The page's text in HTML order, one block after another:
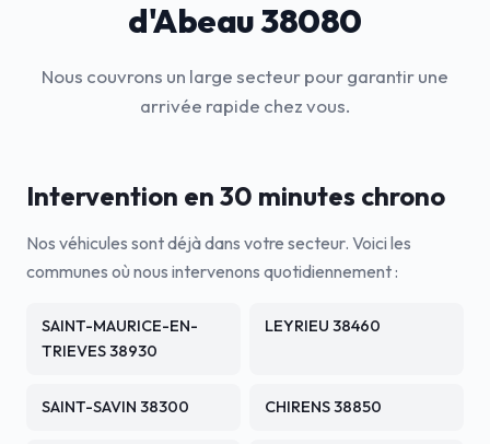
d'Abeau 38080
Nous couvrons un large secteur pour garantir une
arrivée rapide chez vous.
Intervention en 30 minutes chrono
Nos véhicules sont déjà dans votre secteur. Voici les
communes où nous intervenons quotidiennement :
SAINT-MAURICE-EN-
TRIEVES 38930
LEYRIEU 38460
SAINT-SAVIN 38300 CHIRENS 38850